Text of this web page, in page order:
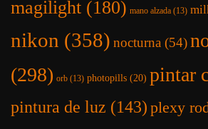
magilight (180) mano alzada (13)
nikon (358) nocturna (54)
(298) orb (13) photopills (20) pintar
pintura de luz (143) plexy